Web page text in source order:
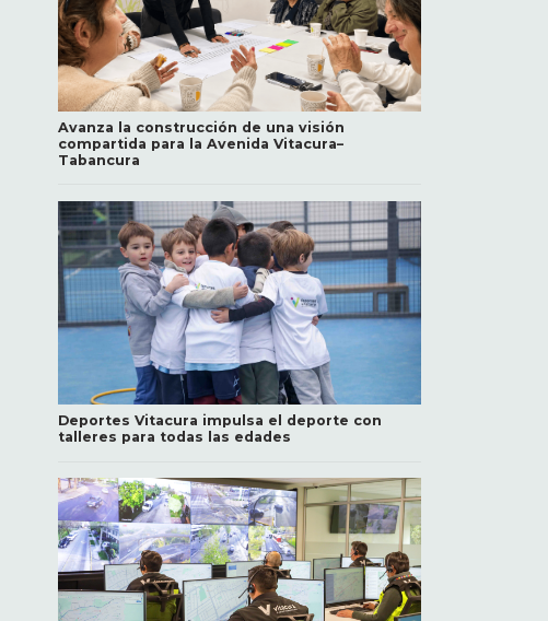
Avanza la construcción de una visión
compartida para la Avenida Vitacura–
Tabancura
Deportes Vitacura impulsa el deporte con
talleres para todas las edades